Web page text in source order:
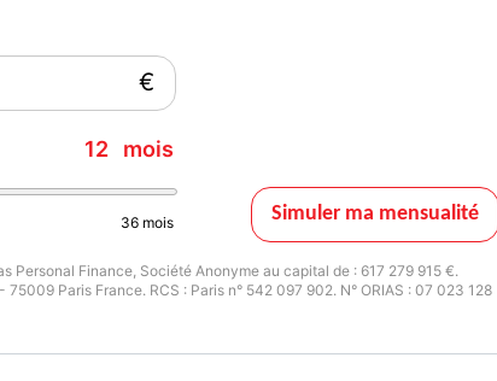
€
12 mois
36 mois Simuler ma mensualité
Personal Finance, Société Anonyme au capital de : 617 279 915 €.
Paris France. RCS : Paris n° 542 097 902. N° ORIAS : 07 023 128